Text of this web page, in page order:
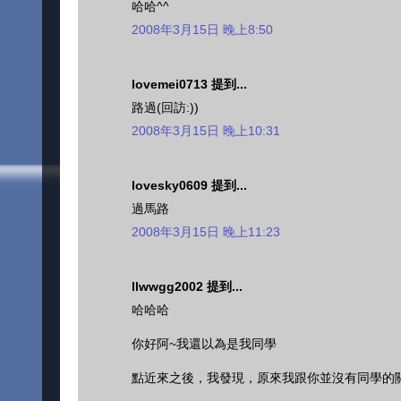
哈哈^^
2008年3月15日 晚上8:50
lovemei0713 提到...
路過(回訪:))
2008年3月15日 晚上10:31
lovesky0609 提到...
過馬路
2008年3月15日 晚上11:23
llwwgg2002 提到...
哈哈哈
你好阿~我還以為是我同學
點近來之後，我發現，原來我跟你並沒有同學的